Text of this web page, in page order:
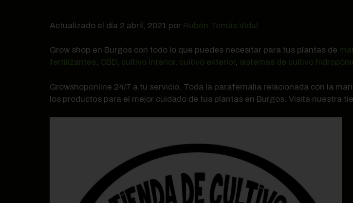
Actualizado el día 2 abril, 2021 por Rubén Tomás Vidal
Grow shop en Burgos con todo lo que puedes necesitar para tus plantas de
fertilizantes, CBD, cultivo interior, cultivo exterior, sistemas de cultivo
Growshoponline 24/7 a tu servicio. Toda la parafernalia relacionada con la
los productos para el mejor cuidado de tus plantas en Burgos. Visita nuestra